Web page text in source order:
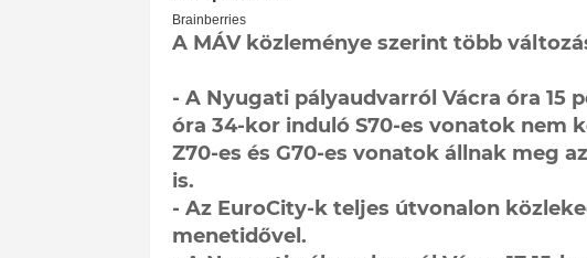
A MÁV közleménye szerint több
- A Nyugati pályaudvarról Vácra óra 15
óra 34-kor induló S70-es vonatok nem
Z70-es és G70-es vonatok állnak meg
is.
- Az EuroCity-k teljes útvonalon
menetidővel.